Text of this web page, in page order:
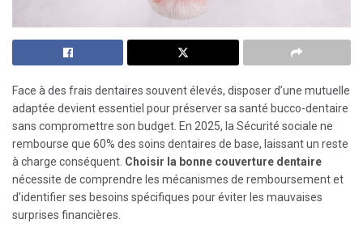
Face à des frais dentaires souvent élevés, disposer d’une mutuelle
adaptée devient essentiel pour préserver sa santé bucco-dentaire
sans compromettre son budget. En 2025, la Sécurité sociale ne
rembourse que 60% des soins dentaires de base, laissant un reste
à charge conséquent. Choisir la bonne couverture dentaire
nécessite de comprendre les mécanismes de remboursement et
d’identifier ses besoins spécifiques pour éviter les mauvaises
surprises financières.